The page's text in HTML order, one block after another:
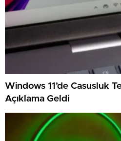
Windows 11’de Casusluk
Açıklama Geldi